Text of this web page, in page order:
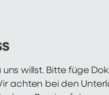
uns willst. Bitte füge
achten bei den